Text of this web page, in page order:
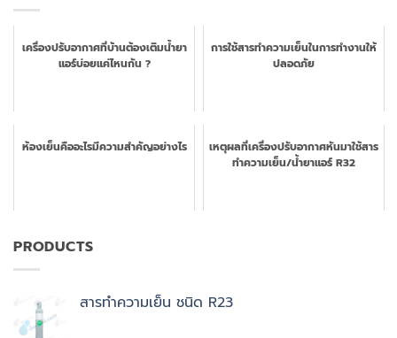
เครื่องปรับอากาศที่บ้านต้องเติมน้ำยา
แอร์บ่อยแค่ไหนกัน ?
การใช้สารทำความเย็นในการทำงานให้
ปลอดภัย
ห้องเย็นคืออะไรมีความสำคัญอย่างไร
เหตุผลที่เครื่องปรับอากาศหันมาใช้สาร
ทำความเย็น/น้ำยาแอร์ R32
PRODUCTS
สารทำความเย็น ชนิด R23